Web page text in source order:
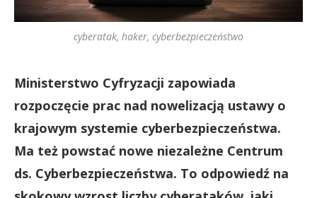
cyberatak, haker, cyberbezpieczeństwo
Ministerstwo Cyfryzacji zapowiada
rozpoczęcie prac nad nowelizacją ustawy o
krajowym systemie cyberbezpieczeństwa.
Ma też powstać nowe niezależne Centrum
ds. Cyberbezpieczeństwa. To odpowiedź na